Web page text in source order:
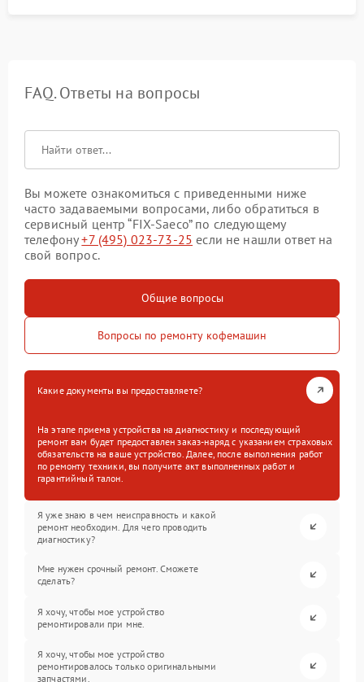
FAQ. Ответы на вопросы
Вы можете ознакомиться с приведенными ниже
часто задаваемыми вопросами, либо обратиться в
сервисный центр “FIX-Saeco” по следующему
телефону+7 (495) 023-73-25 если не нашли ответ на
свой вопрос.
Общие вопросы
Вопросы по ремонту кофемашин
Какие документы вы предоставляете?
На этапе приема устройства на диагностику и последующий
ремонт вам будет предоставлен заказ-наряд с указанием страховых
обязательств на ваше устройство. Далее, после выполнения работ
по ремонту техники, вы получите акт выполненных работ и
гарантийный талон.
Я уже знаю в чем неисправность и какой
ремонт необходим. Для чего проводить
диагностику?
Мне нужен срочный ремонт. Сможете
сделать?
Я хочу, чтобы мое устройство
ремонтировали при мне.
Я хочу, чтобы мое устройство
ремонтировалось только оригинальными
запчастями.